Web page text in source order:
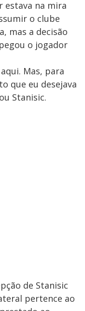
estava na mira
o clube
mas a decisão
o jogador
Mas, para
que eu desejava
Stanisic.
de Stanisic
pertence ao